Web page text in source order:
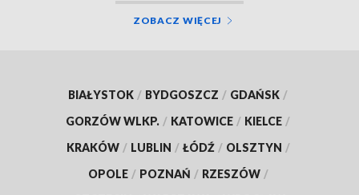
ZOBACZ WIĘCEJ
BIAŁYSTOK / BYDGOSZCZ / GDAŃSK /
GORZÓW WLKP. / KATOWICE / KIELCE /
KRAKÓW / LUBLIN / ŁÓDŹ / OLSZTYN /
OPOLE / POZNAŃ / RZESZÓW /